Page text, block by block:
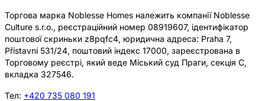
Торгова марка Noblesse Homes належить компанії Noblesse
Culture s.r.o., реєстраційний номер 08919607, ідентифікатор
поштової скриньки z8pqfc4, юридична адреса: Praha 7,
Přístavní 531/24, поштовий індекс 17000, зареєстрована в
Торговому реєстрі, який веде Міський суд Праги, секція C,
вкладка 327546.
Тел: +420 735 080 191